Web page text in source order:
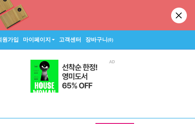
원가입 마이페이지 고객센터 장바구니(0)